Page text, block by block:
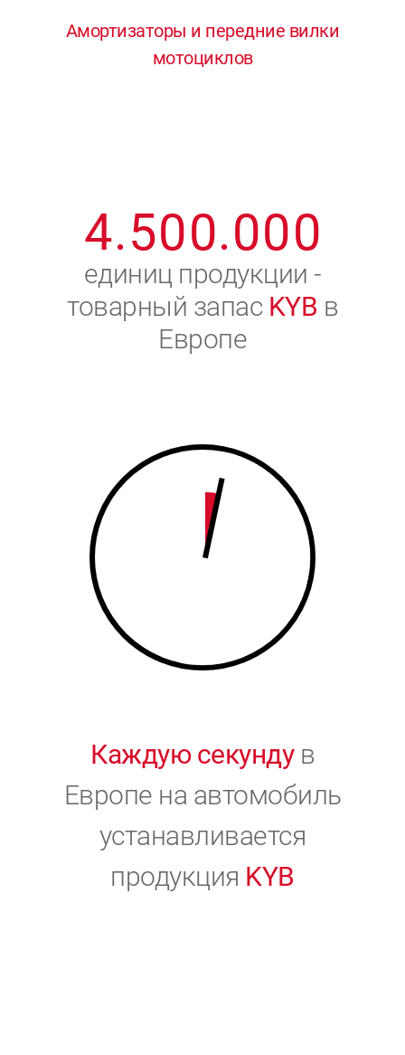
Амортизаторы и передние вилки
мотоциклов
0
4
5
6
9
0
.
1
2
5
6
7
0
6
7
0
6
7
0.
6
7
0
6
0
6
0
единиц продукции -
товарный запас KYB в
Европе
Каждую секундув
Европе на автомобиль
устанавливается
продукция KYB